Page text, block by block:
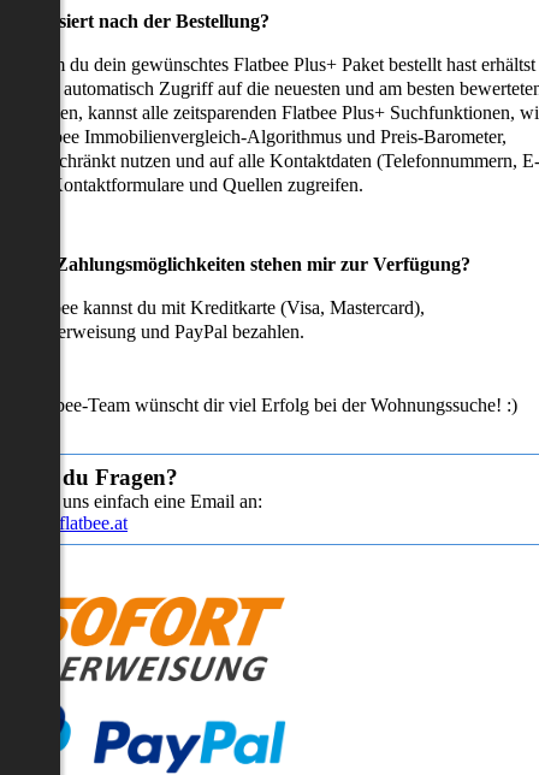
passiert nach der Bestellung?
du dein gewünschtes Flatbee Plus+ Paket bestellt hast erhältst
sofort automatisch Zugriff auf die neuesten und am besten
kannst alle zeitsparenden Flatbee Plus+ Suchfunktionen,
Flatbee Immobilienvergleich-Algorithmus und Preis-Barometer,
nutzen und auf alle Kontaktdaten (Telefonnummern, E-
Kontaktformulare und Quellen zugreifen.
Zahlungsmöglichkeiten stehen mir zur Verfügung?
Flatbee kannst du mit Kreditkarte (Visa, Mastercard),
und PayPal bezahlen.
Flatbee-Team wünscht dir viel Erfolg bei der Wohnungssuche! :)
Hast du Fragen?
Sende uns einfach eine Email an:
info@flatbee.at